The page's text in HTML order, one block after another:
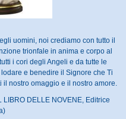
uomini, noi crediamo con tutto il
trionfale in anima e corpo al
i cori degli Angeli e da tutte le
e benedire il Signore che Ti
nostro omaggio e il nostro amore.
DELLE NOVENE, Editrice